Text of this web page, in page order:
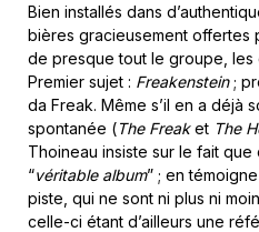
Bien installés dans
bières gracieusement offertes
de presque tout le groupe, les
Premier sujet : Freakenstein;
da Freak. Même s’il en a déjà
spontanée (The Freaket The
Thoineau insiste sur le fait
“véritable album” ; en
piste, qui ne sont ni plus ni
celle-ci étant d’ailleurs une